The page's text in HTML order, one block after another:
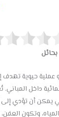
بحائل
حيوية تهدف
داخل
يمكن أن تؤدي
وتكون